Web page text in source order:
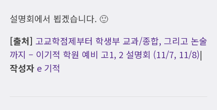
설명회에서 뵙겠습니다. 🙂
[출처] 고교학점제부터 학생부 교과/종합, 그리고 논술
까지 – 이기적 학원 예비 고1, 2 설명회 (11/7, 11/8)|
작성자 e 기적